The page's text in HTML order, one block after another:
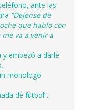
ante las
“Dejense de
que hablo con
va a venir a
y empezó a darle
monologo
de fútbol”.